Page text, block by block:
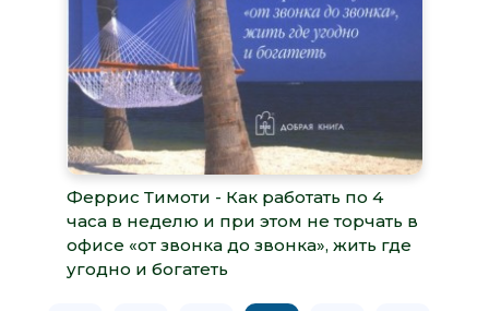
Феррис Тимоти - Как работать по 4
часа в неделю и при этом не торчать в
офисе «от звонка до звонка», жить где
угодно и богатеть